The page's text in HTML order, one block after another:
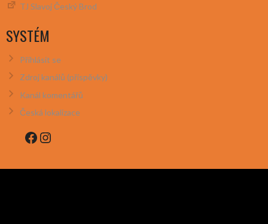
TJ Slavoj Český Brod
SYSTÉM
Přihlásit se
Zdroj kanálů (příspěvky)
Kanál komentářů
Česká lokalizace
Facebook
Instagram